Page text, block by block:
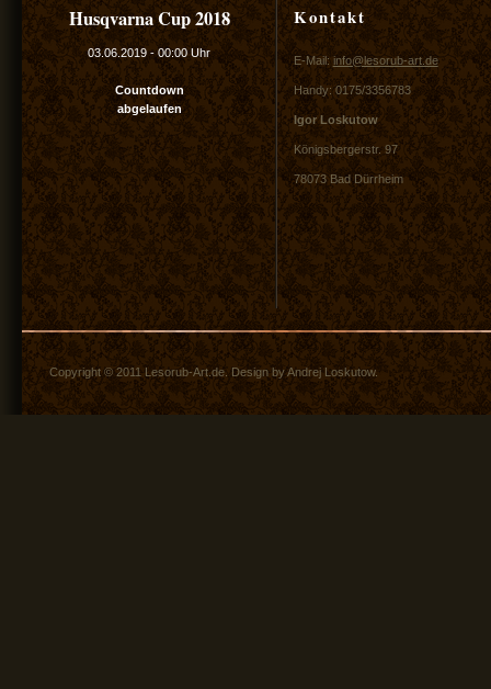
Husqvarna Cup 2018
03.06.2019 -00:00 Uhr
Countdown
abgelaufen
Kontakt
E-Mail: info@lesorub-art.de
Handy: 0175/3356783
Igor Loskutow
Königsbergerstr. 97
78073 Bad Dürrheim
Copyright © 2011 Lesorub-Art.de. Design by Andrej Loskutow.